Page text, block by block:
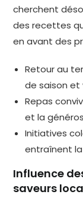
cherchent
des recettes
en avant des
Retour au
de saison et
Repas
et la
Initiatives
entraînent
Influence
saveurs